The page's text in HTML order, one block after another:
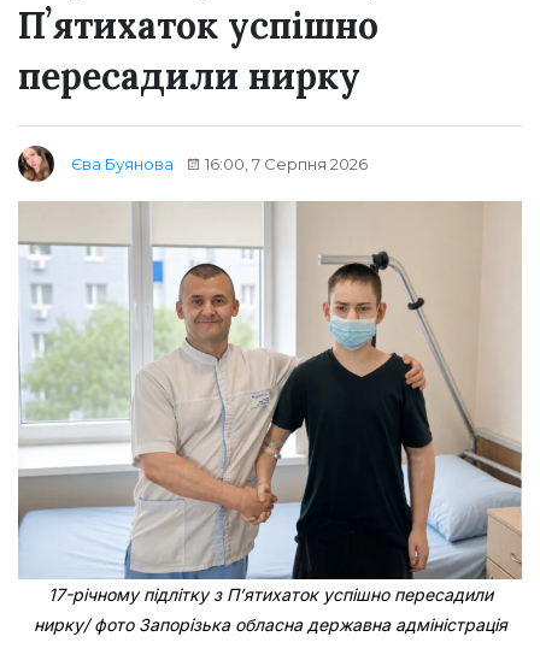
Пʼятихаток успішно
пересадили нирку
Єва Буянова 16:00, 7 Серпня 2026
17-річному підлітку з Пʼятихаток успішно пересадили
нирку/ фото Запорізька обласна державна адміністрація